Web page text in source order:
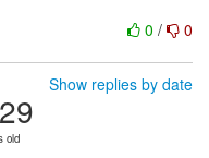
0 / 0
Show replies by date
old